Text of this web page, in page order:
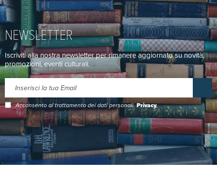
NEWSLETTER
Iscriviti alla nostra newsletter per rimanere aggiornato su novità,
promozioni, eventi culturali.
Acconsento al trattamento dei dati personali.Privacy